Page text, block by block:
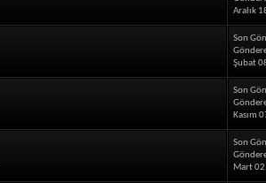
Aralık
Son
Şubat
Son
Kasım
Son
Mart